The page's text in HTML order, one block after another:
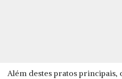
Além destes pratos principais,